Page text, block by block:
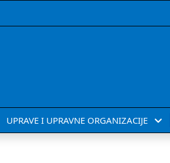
UPRAVE I UPRAVNE ORGANIZACIJE